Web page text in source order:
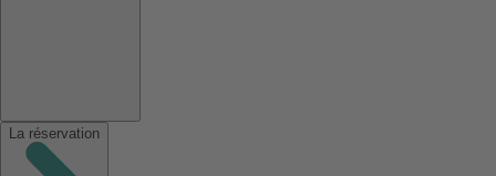
La réservation